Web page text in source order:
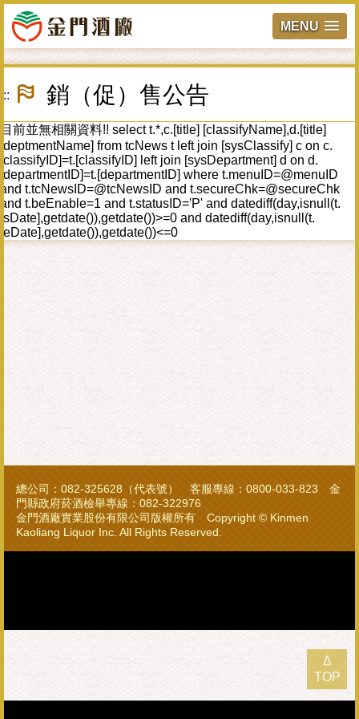
MENU
Δ
TOP
跳
主
內
容
區
塊
::: 銷（促）售公告
目前並無相關資料!! select t.*,c.[title] [classifyName],d.[title]
[deptmentName] from tcNews t left join [sysClassify] c on c.
[classifyID]=t.[classifyID] left join [sysDepartment] d on d.
[departmentID]=t.[departmentID] where t.menuID=@menuID
and t.tcNewsID=@tcNewsID and t.secureChk=@secureChk
and t.beEnable=1 and t.statusID='P' and datediff(day,isnull(t.
[sDate],getdate()),getdate())>=0 and datediff(day,isnull(t.
[eDate],getdate()),getdate())<=0
總公司：082-325628（代表號） 客服專線：0800-033-823 金
門縣政府菸酒檢舉專線：082-322976
金門酒廠實業股份有限公司版權所有 Copyright © Kinmen
Kaoliang Liquor Inc. All Rights Reserved.